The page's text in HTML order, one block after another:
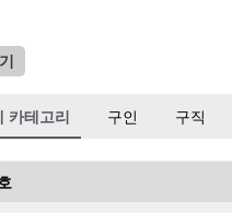
카테고리 구인 구직